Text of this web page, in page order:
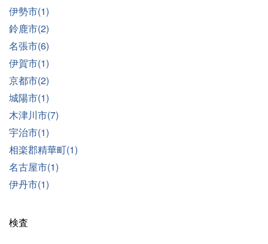
伊勢市(1)
鈴鹿市(2)
名張市(6)
伊賀市(1)
京都市(2)
城陽市(1)
木津川市(7)
宇治市(1)
相楽郡精華町(1)
名古屋市(1)
伊丹市(1)
検査